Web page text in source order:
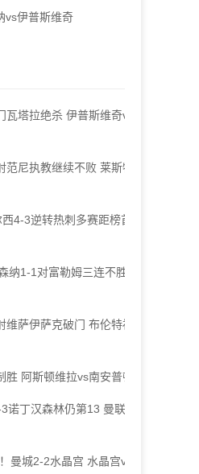
vs伊普斯维奇
塔拉绝杀 伊普斯维奇vs
尼执教继续不败 莱斯特
4-3逆转热刺多赛距榜首4
纳1-1对富勒姆三连不胜
萨伊萨克破门 布伦特福
阿斯顿维拉vs南安普顿
丁汉森林仍第13 曼联vs
曼城2-2水晶宫 水晶宫vs